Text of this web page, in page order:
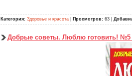
Категория: Здоровье и красота Просмотров: 63 |
Добрые советы. Люблю готовить! №5